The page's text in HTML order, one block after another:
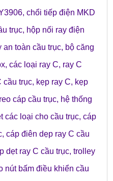
, chổi tiếp điện MKD
trục, hộp nối ray điện
an toàn cầu trục, bộ căng
, các loại ray C, ray C
cầu trục, kẹp ray C, kẹp
cáp cầu trục, hệ thống
các loại cho cầu trục, cáp
, cáp điên dẹp ray C cầu
dẹt ray C cầu trục, trolley
nút bấm điều khiển cầu